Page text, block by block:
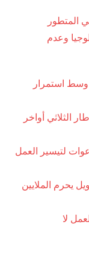
المتطور
وعدم
استمرار
الثلاثي أواخر
لتيسير العمل
يحرم الملايين
لا